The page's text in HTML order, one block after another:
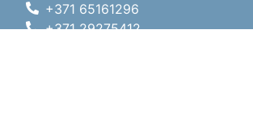
+371 65161296
+371 29275412